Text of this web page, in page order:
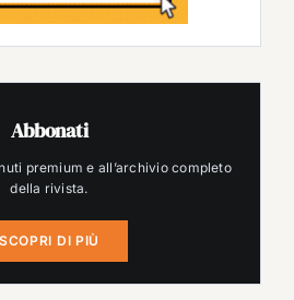
Abbonati
premium e all’archivio completo
della rivista.
SCOPRI DI PIÙ